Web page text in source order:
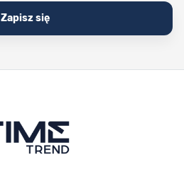
Zapisz się